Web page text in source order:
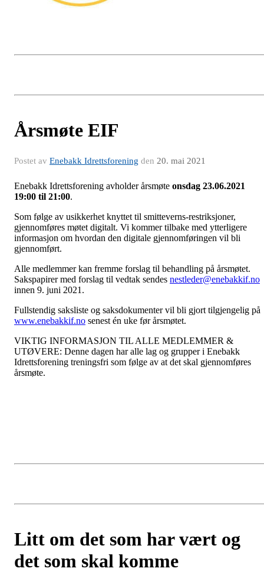
Årsmøte EIF
Postet av Enebakk Idrettsforening den 20. mai 2021
Enebakk Idrettsforening avholder årsmøte onsdag 23.06.2021
19:00 til 21:00.
Som følge av usikkerhet knyttet til smitteverns-restriksjoner,
gjennomføres møtet digitalt. Vi kommer tilbake med ytterligere
informasjon om hvordan den digitale gjennomføringen vil bli
gjennomført.
Alle medlemmer kan fremme forslag til behandling på årsmøtet.
Sakspapirer med forslag til vedtak sendes nestleder@enebakkif.no
innen 9. juni 2021.
Fullstendig saksliste og saksdokumenter vil bli gjort tilgjengelig på
www.enebakkif.no senest én uke før årsmøtet.
VIKTIG INFORMASJON TIL ALLE MEDLEMMER &
UTØVERE: Denne dagen har alle lag og grupper i Enebakk
Idrettsforening treningsfri som følge av at det skal gjennomføres
årsmøte.
Litt om det som har vært og
det som skal komme